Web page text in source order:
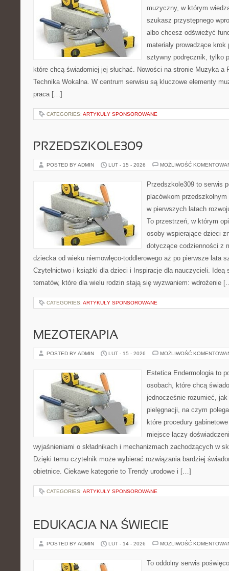
muzyczny, w którym
szukasz przystępnego
albo chcesz odświeżyć
materiały prowadzące
sztywny podręcznik, tylko
które chcą świadomiej jej słuchać. Nowości na stronie Muzyka a
Technika Wokalna. W centrum serwisu są kluczowe elementy
praca […]
CATEGORIES: ARTYKUŁY SPONSOROWANE
PRZEDSZKOLE309
POSTED BY ADMIN LUT - 15 - 2026 MOŻLIWOŚĆ
Przedszkole309 to serwis
placówkom
w pierwszych latach
To przestrzeń, w którym
osoby wspierające dzieci
dotyczące codzienności z
dziecka od wieku niemowlęco-toddlerowego aż po pierwsze lata
Czytelnictwo i książki dla dzieci i Inspiracje dla nauczycieli. Ideą
tematów, które dla wielu rodzin stają się wyzwaniem: wdrożenie
CATEGORIES: ARTYKUŁY SPONSOROWANE
MEZOTERAPIA
POSTED BY ADMIN LUT - 15 - 2026 MOŻLIWOŚĆ
Estetica Endermologia to
osobach, które chcą
jednocześnie rozumieć, jak
pielęgnacji, na czym
które procedury
miejsce łączy
wyjaśnieniami o składnikach i mechanizmach zachodzących w
Dzięki temu czytelnik może wybierać rozwiązania bardziej
obietnice. Ciekawe kategorie to Trendy urodowe i […]
CATEGORIES: ARTYKUŁY SPONSOROWANE
EDUKACJA NA ŚWIECIE
POSTED BY ADMIN LUT - 14 - 2026 MOŻLIWOŚĆ
To oddolny serwis